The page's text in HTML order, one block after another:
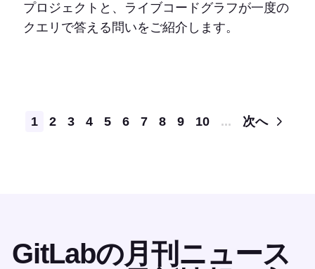
プロジェクトと、ライブコードグラフが一度の
クエリで答える問いをご紹介します。
Pagination
1 2 3 4 5 6 7 8 9 10 ... 次へ
GitLabの月刊ニュース